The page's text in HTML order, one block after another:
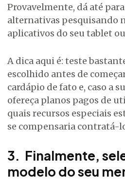
Provavelmente, dá até
alternativas pesquisando
aplicativos do seu tablet
A dica aqui é: teste
escolhido antes de
cardápio de fato e, caso a
ofereça planos pagos de
quais recursos especiais
se compensaria contratá-
3. Finalmente,
modelo do seu